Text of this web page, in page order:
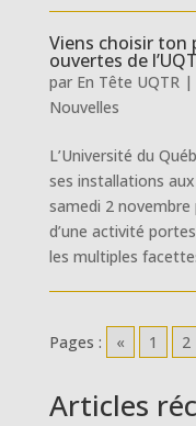
Viens choisir ton
ouvertes de
par En Tête UQTR|
Nouvelles
L’Université du
ses installations
samedi 2 novembre
d’une activité
les multiples
Pages : « 1 2
Articles